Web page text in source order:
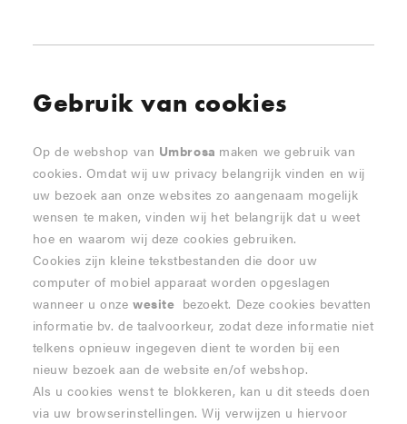
Gebruik van cookies
Op de webshop van Umbrosa maken we gebruik van
cookies. Omdat wij uw privacy belangrijk vinden en wij
uw bezoek aan onze websites zo aangenaam mogelijk
wensen te maken, vinden wij het belangrijk dat u weet
hoe en waarom wij deze cookies gebruiken.
Cookies zijn kleine tekstbestanden die door uw
computer of mobiel apparaat worden opgeslagen
wanneer u onzewesite bezoekt. Deze cookies bevatten
informatie bv. de taalvoorkeur, zodat deze informatie niet
telkens opnieuw ingegeven dient te worden bij een
nieuw bezoek aan de website en/of webshop.
Als u cookies wenst te blokkeren, kan u dit steeds doen
via uw browserinstellingen. Wij verwijzen u hiervoor